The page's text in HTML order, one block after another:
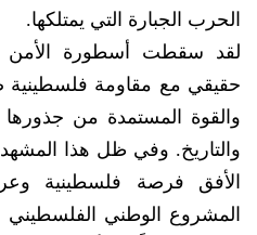
الحرب الجبارة التي يمتلكها.
لقد سقطت أسطورة الأمن
حقيقي مع مقاومة فلسطينية
والقوة المستمدة من
والتاريخ. وفي ظل هذا المشهد
الأفق فرصة فلسطينية
المشروع الوطني